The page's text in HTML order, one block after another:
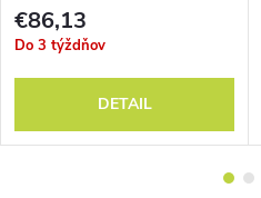
€86,13
Do 3 týždňov
DETAIL